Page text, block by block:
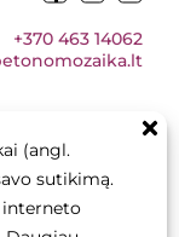
(angl.
sutikimą.
interneto
+370 463 14062
nuosavybė,